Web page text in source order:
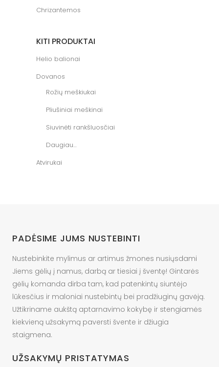
Chrizantemos
KITI PRODUKTAI
Helio balionai
Dovanos
Rožių meškiukai
Pliušiniai meškinai
Siuvinėti rankšluosčiai
Daugiau…
Atvirukai
PADĖSIME JUMS NUSTEBINTI
Nustebinkite mylimus ar artimus žmones nusiųsdami
Jiems gėlių į namus, darbą ar tiesiai į šventę! Gintarės
gėlių komanda dirba tam, kad patenkintų siuntėjo
lūkesčius ir maloniai nustebintų bei pradžiuginų gavėją.
Užtikriname aukštą aptarnavimo kokybę ir stengiamės
kiekvieną užsakymą paversti švente ir džiugia
staigmena.
UŽSAKYMŲ PRISTATYMAS